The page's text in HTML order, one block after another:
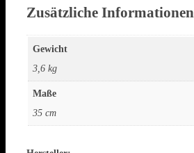
Zusätzliche Informationen
Gewicht
3,6 kg
Maße
35 cm